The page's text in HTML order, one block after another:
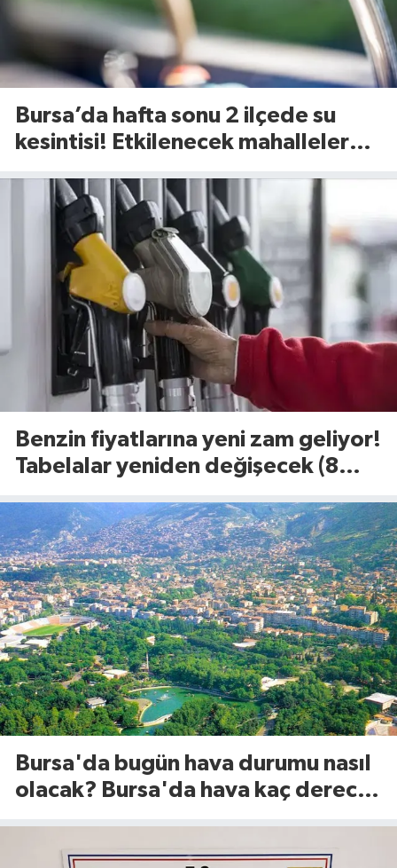
Bursa’da hafta sonu 2 ilçede su
kesintisi! Etkilenecek mahalleler
Benzin fiyatlarına yeni zam geliyor!
Tabelalar yeniden değişecek (8
Bursa'da bugün hava durumu nasıl
olacak? Bursa'da hava kaç derece?